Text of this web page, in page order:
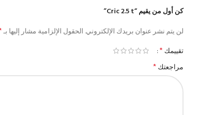
كن أول من يقيم “Cric 2.5 t”
لن يتم نشر عنوان بريدك الإلكتروني. الحقول الإلزامية مشار إليها بـ
تقييمك *
مراجعتك *